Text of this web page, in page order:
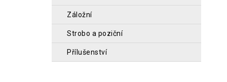
p
záložní
strobo a poziční
přílušenství